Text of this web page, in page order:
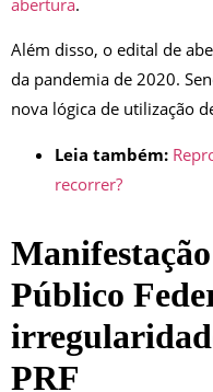
Além disso, o edital de
da pandemia de 2020.
nova lógica de utilização
Leia também:
recorrer?
Público
PRF